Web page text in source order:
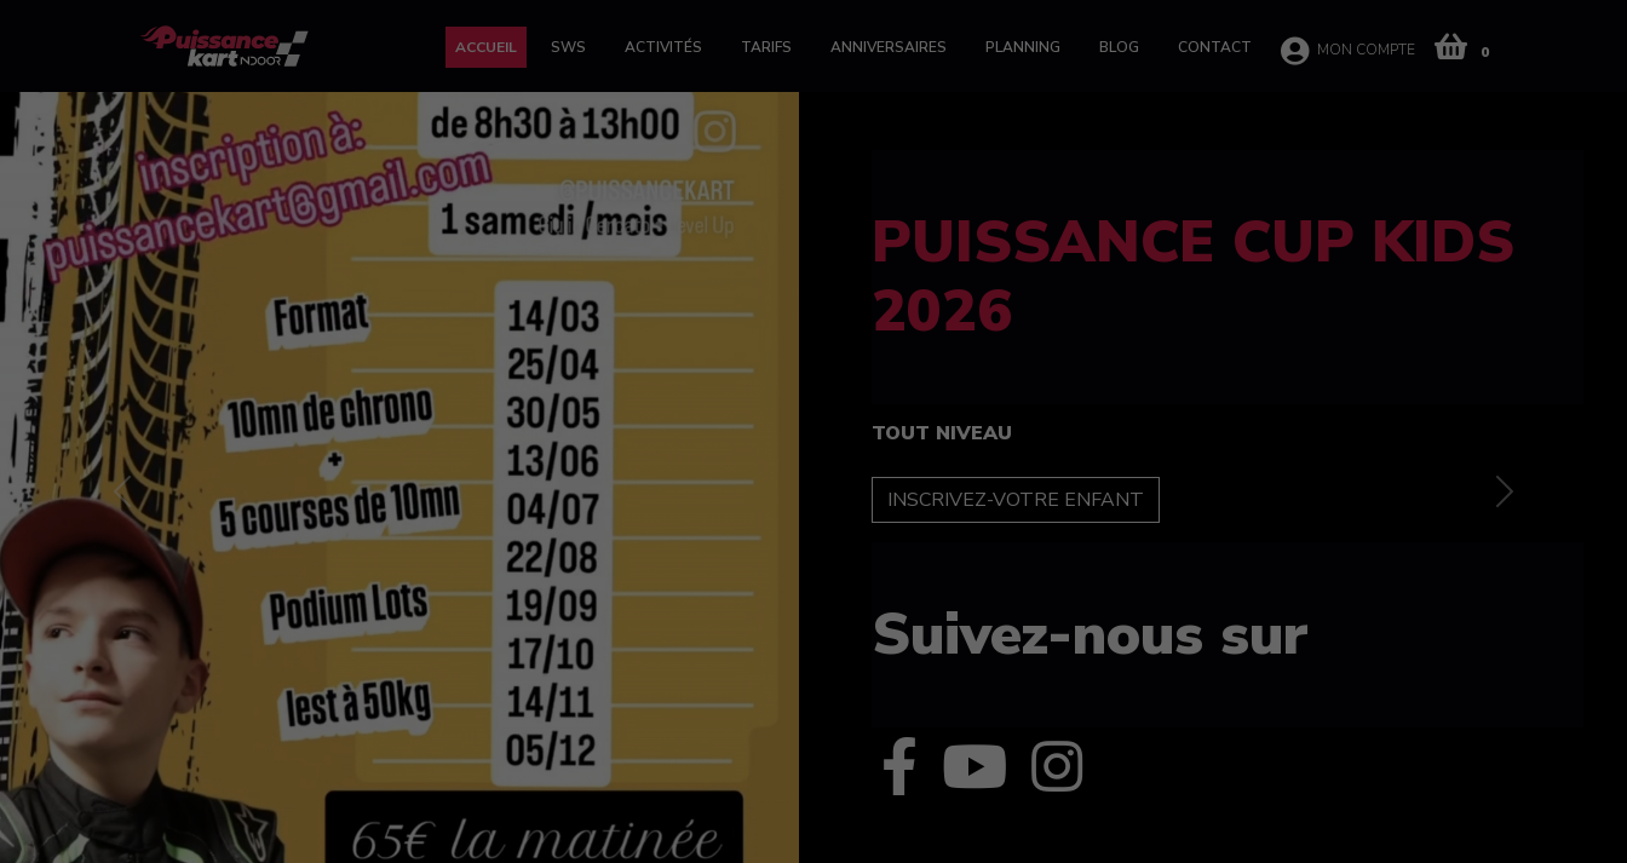
ACCUEIL SWS ACTIVITÉS TARIFS ANNIVERSAIRES PLANNING BLOG CONTACT MON COMPTE 0
FELINE CUP 100%
féminine
TOUT NIVEAU
INSCRIPTION
Suivez-nous sur
Previous Next